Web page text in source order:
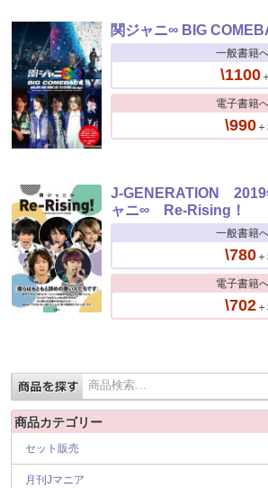
関ジャニ∞ BIG
一般書籍
\1100
電子書籍
\990
J-GENERATION 2019
ャニ∞ Re-Rising！
一般書籍
\780
電子書籍
\702
商品カテゴリー
セット販売
月刊Jマニア